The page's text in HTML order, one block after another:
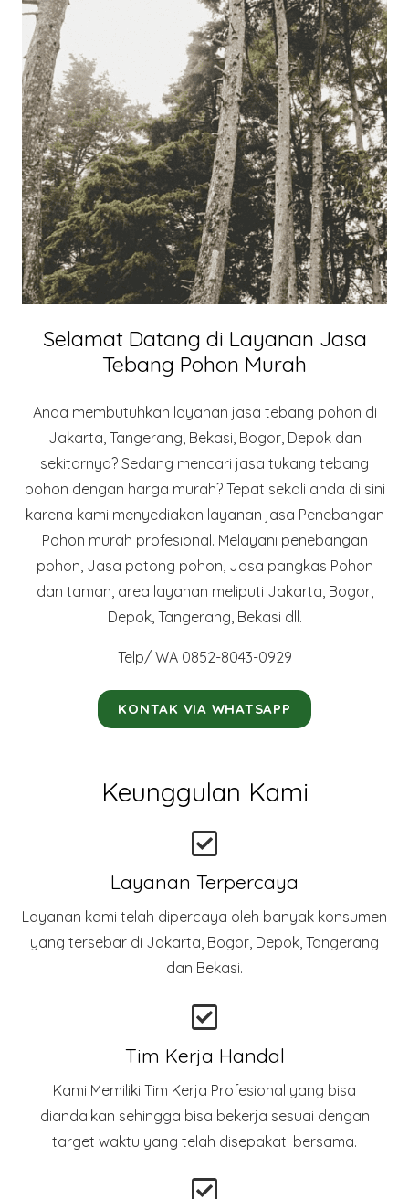
Selamat Datang di Layanan Jasa
Tebang Pohon Murah
Anda membutuhkan layanan jasa tebang pohon di
Jakarta, Tangerang, Bekasi, Bogor, Depok dan
sekitarnya? Sedang mencari jasa tukang tebang
pohon dengan harga murah? Tepat sekali anda di sini
karena kami menyediakan layanan jasa Penebangan
Pohon murah profesional. Melayani penebangan
pohon, Jasa potong pohon, Jasa pangkas Pohon
dan taman, area layanan meliputi Jakarta, Bogor,
Depok, Tangerang, Bekasi dll.
Telp/ WA 0852-8043-0929
KONTAK VIA WHATSAPP
Keunggulan Kami
Layanan Terpercaya
Layanan kami telah dipercaya oleh banyak konsumen
yang tersebar di Jakarta, Bogor, Depok, Tangerang
dan Bekasi.
Tim Kerja Handal
Kami Memiliki Tim Kerja Profesional yang bisa
diandalkan sehingga bisa bekerja sesuai dengan
target waktu yang telah disepakati bersama.